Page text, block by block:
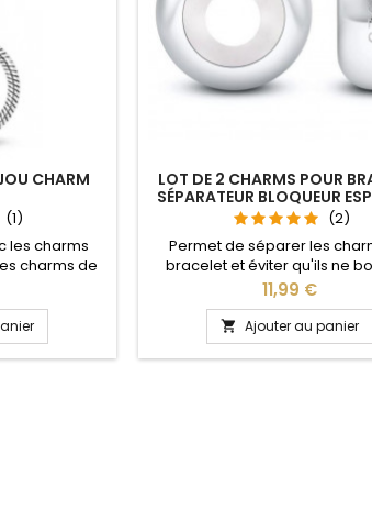
CHARM
(1)
les charms
charms de
Saint
de
les charms
la boule
LOT DE 2 CHARMS POUR
SÉPARATEUR BLOQUEUR
(2)
Permet de séparer les
bracelet et éviter qu'ils ne
Compatible avec les
Pandora, Gnoce et les
de notre site idéal pour : Noël,
Valentin, anniversaire,
mariage
Prix
11,99 €
 Ajouter au panier